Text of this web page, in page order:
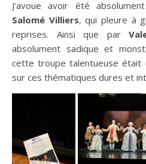
J’avoue avoir été
Salomé Villiers, qui pleure à
reprises. Ainsi que par
absolument sadique et
cette troupe talentueuse était
sur ces thématiques dures et